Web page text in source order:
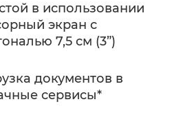
в использовании
экран с
7,5 см (3”)
документов в
сервисы*